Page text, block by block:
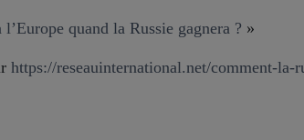
quand la Russie gagnera ? »
https://reseauinternational.net/comment-la-